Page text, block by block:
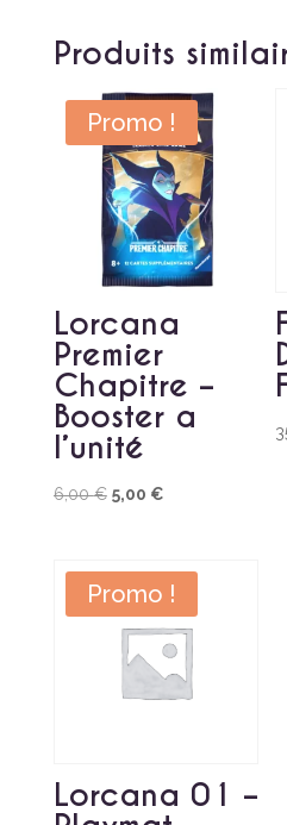
Produits
Promo !
Lorcana
Premier
Chapitre –
Booster a
l’unité
6,00€ Le
était :
6,00 €.
5,00 €Le
est :
5,00 €.
Promo !
Lorcana 01 –